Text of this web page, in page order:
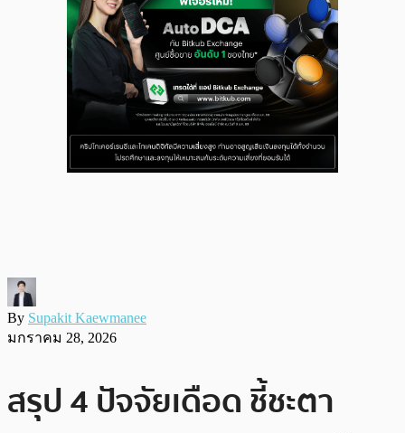
By Supakit Kaewmanee
มกราคม 28, 2026
สรุป 4 ปัจจัยเดือด ชี้ชะตา